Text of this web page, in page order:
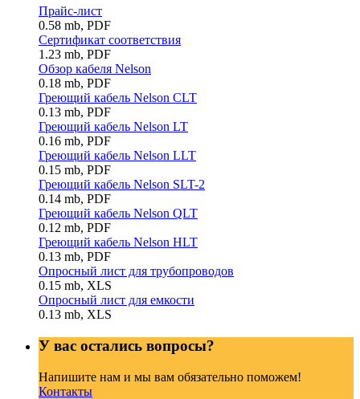
Прайс-лист
0.58 mb, PDF
Сертификат соответствия
1.23 mb, PDF
Обзор кабеля Nelson
0.18 mb, PDF
Греющий кабель Nelson CLT
0.13 mb, PDF
Греющий кабель Nelson LT
0.16 mb, PDF
Греющий кабель Nelson LLT
0.15 mb, PDF
Греющий кабель Nelson SLT-2
0.14 mb, PDF
Греющий кабель Nelson QLT
0.12 mb, PDF
Греющий кабель Nelson HLT
0.13 mb, PDF
Опросный лист для трубопроводов
0.15 mb, XLS
Опросный лист для емкости
0.13 mb, XLS
У вас остались вопросы?
Напишите нам и мы вам обязательно поможем!
Контакты